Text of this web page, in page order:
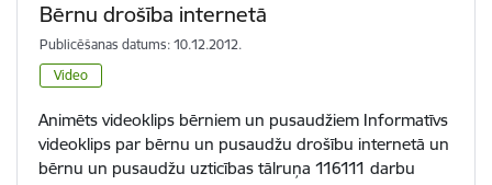
Bērnu drošība internetā
Publicēšanas datums: 10.12.2012.
Video
Animēts videoklips bērniem un pusaudžiem Informatīvs
videoklips par bērnu un pusaudžu drošību internetā un
bērnu un pusaudžu uzticības tālruņa 116111 darbu